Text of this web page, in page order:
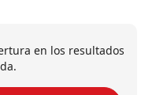
en los resultados